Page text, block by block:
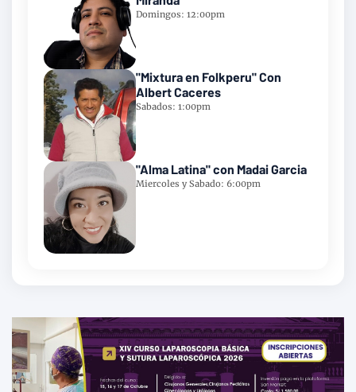
Domingos: 12:00pm
"Mixtura en Folkperu" Con
Albert Caceres
Sabados: 1:00pm
"Alma Latina" con Madai Garcia
Miercoles y Sabado: 6:00pm